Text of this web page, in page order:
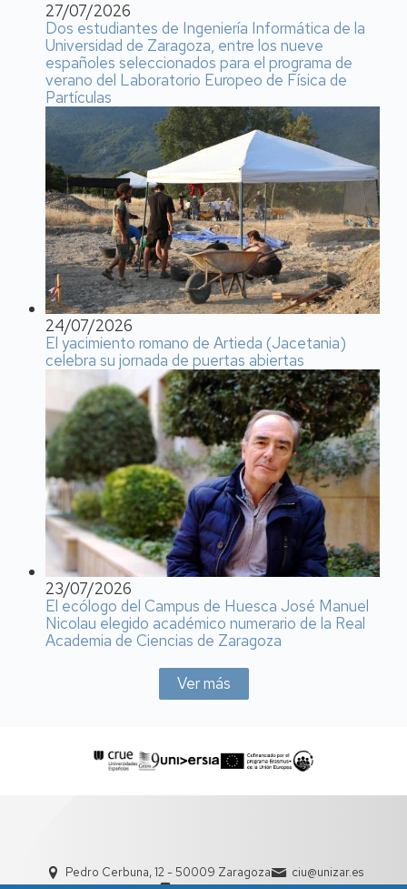
27/07/2026
Dos estudiantes de Ingeniería Informática de la
Universidad de Zaragoza, entre los nueve
españoles seleccionados para el programa de
verano del Laboratorio Europeo de Física de
Partículas
24/07/2026
El yacimiento romano de Artieda (Jacetania)
celebra su jornada de puertas abiertas
23/07/2026
El ecólogo del Campus de Huesca José Manuel
Nicolau elegido académico numerario de la Real
Academia de Ciencias de Zaragoza
Ver más
Pedro Cerbuna, 12 - 50009 Zaragoza
ciu@unizar.es